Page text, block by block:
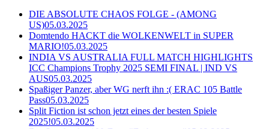
DIE ABSOLUTE CHAOS FOLGE - (AMONG
US)05.03.2025
Domtendo HACKT die WOLKENWELT in SUPER
MARIO!05.03.2025
INDIA VS AUSTRALIA FULL MATCH HIGHLIGHTS
ICC Champions Trophy 2025 SEMI FINAL | IND VS
AUS05.03.2025
Spaßiger Panzer, aber WG nerft ihn :( ERAC 105 Battle
Pass05.03.2025
Split Fiction ist schon jetzt eines der besten Spiele
2025!05.03.2025